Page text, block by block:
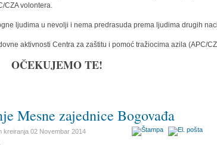
CZA volontera.
ljudima u nevolji i nema predrasuda prema ljudima drugih
aktivnosti Centra za zaštitu i pomoć tražiocima azila (APC/
OČEKUJEMO TE!
Mesne zajednice Bogovađa
kreiranja02 Novembar 2014